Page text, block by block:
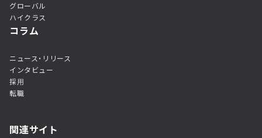
グローバル
ハイクラス
コラム
ニュース・リリース
インタビュー
採用
転職
関連サイト